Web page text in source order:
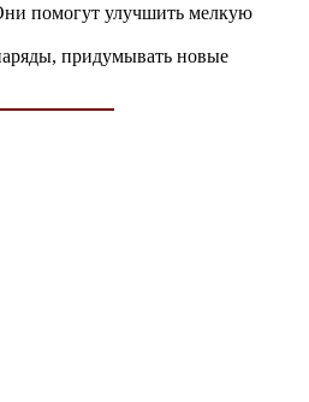
помогут улучшить мелкую
придумывать новые